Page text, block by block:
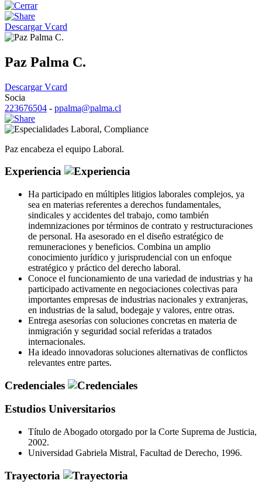
Descargar Vcard
Paz Palma C.
Descargar Vcard
Socia
223676504 - ppalma@palma.cl
Laboral, Compliance
Paz encabeza el equipo Laboral.
Experiencia
Ha participado en múltiples litigios laborales complejos, ya
sea en materias referentes a derechos fundamentales,
sindicales y accidentes del trabajo, como también
indemnizaciones por términos de contrato y restructuraciones
de personal. Ha asesorado en el diseño estratégico de
remuneraciones y beneficios. Combina un amplio
conocimiento jurídico y jurisprudencial con un enfoque
estratégico y práctico del derecho laboral.
Conoce el funcionamiento de una variedad de industrias y ha
participado activamente en negociaciones colectivas para
importantes empresas de industrias nacionales y extranjeras,
en industrias de la salud, bodegaje y valores, entre otras.
Entrega asesorías con soluciones concretas en materia de
inmigración y seguridad social referidas a tratados
internacionales.
Ha ideado innovadoras soluciones alternativas de conflictos
relevantes entre partes.
Credenciales
Estudios Universitarios
Título de Abogado otorgado por la Corte Suprema de Justicia,
2002.
Universidad Gabriela Mistral, Facultad de Derecho, 1996.
Trayectoria